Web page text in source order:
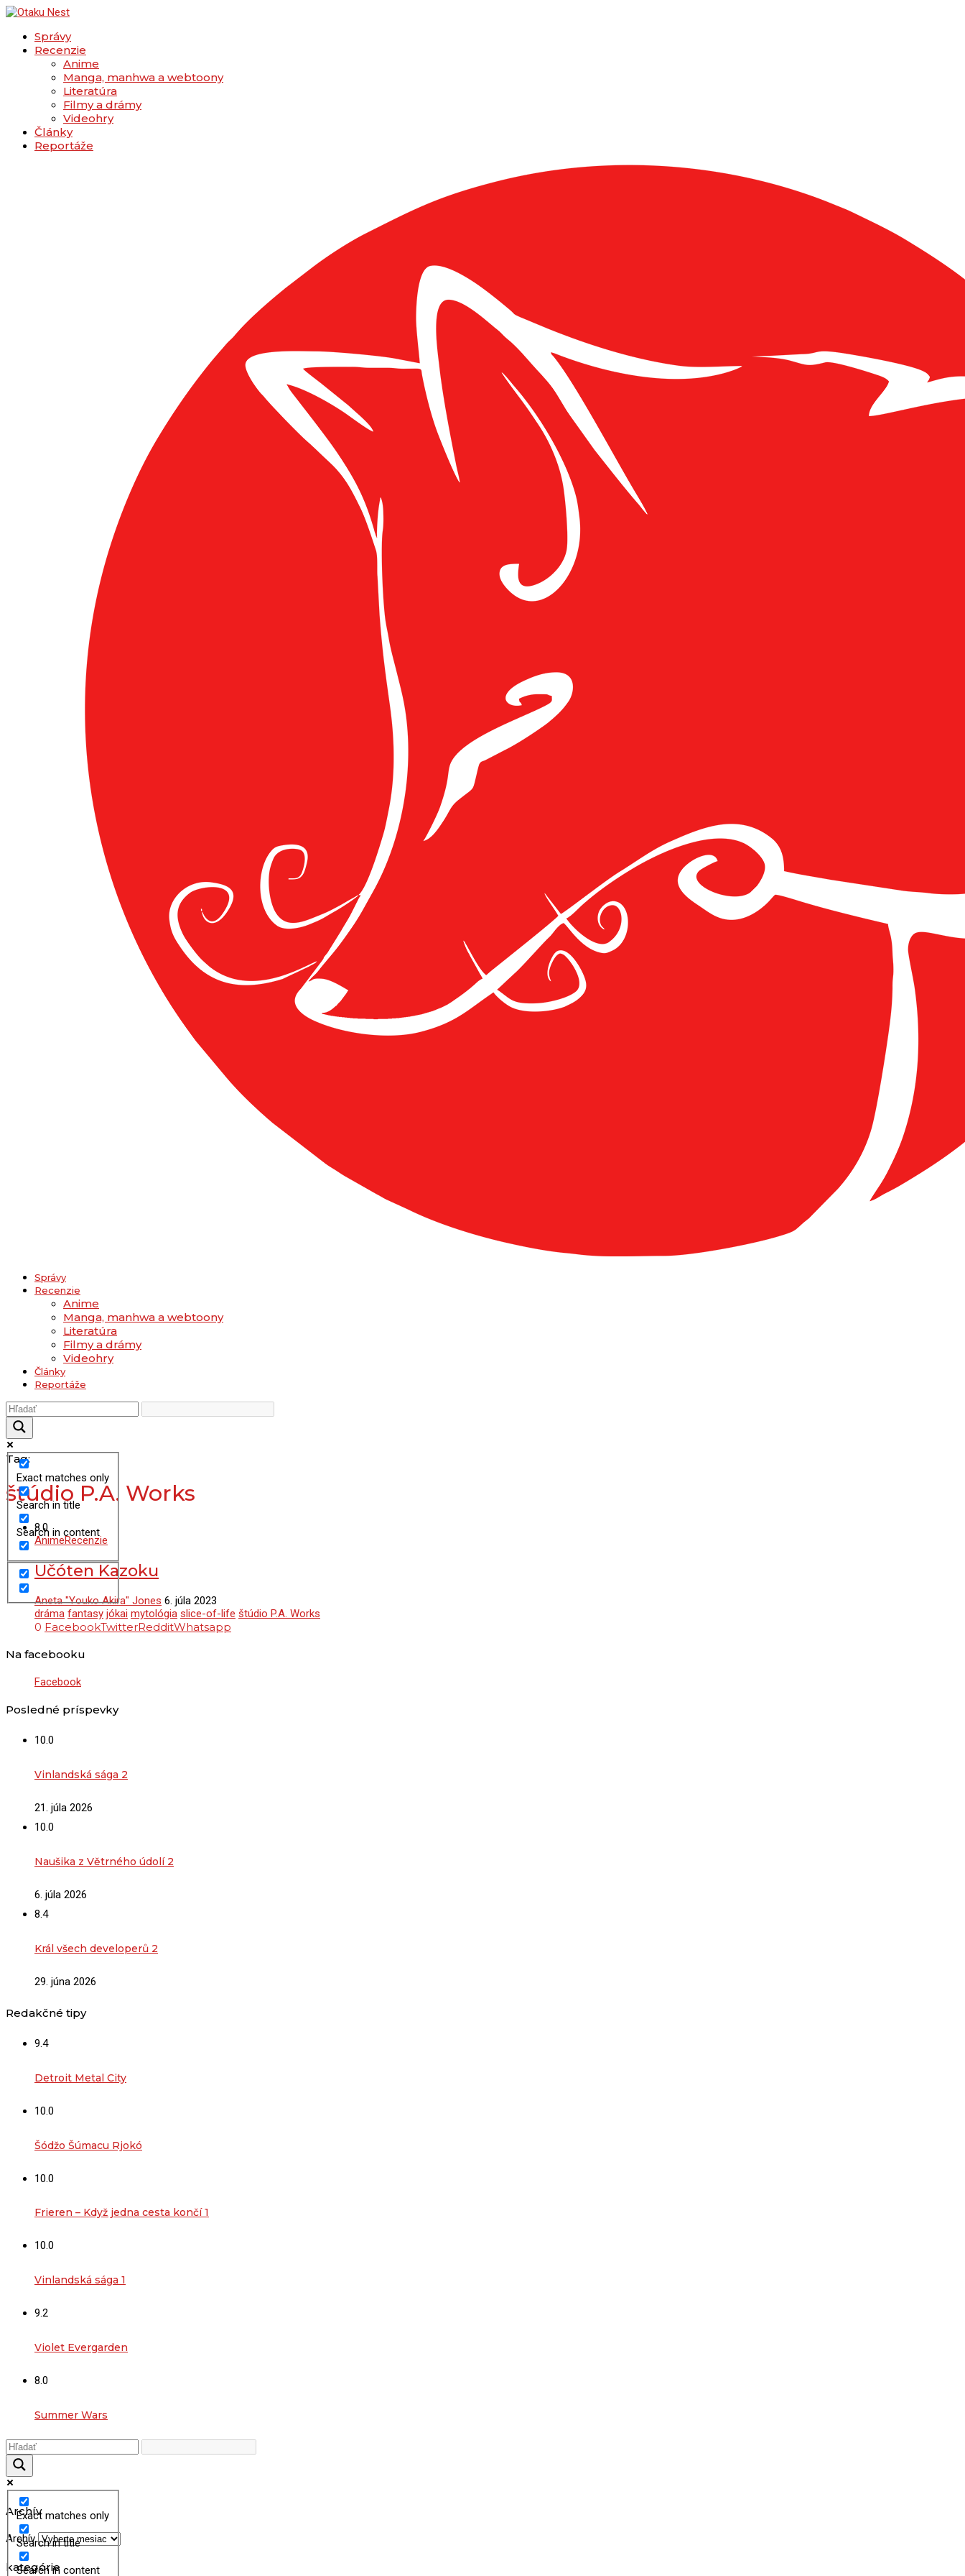
Správy
Recenzie
Anime
Manga, manhwa a webtoony
Literatúra
Filmy a drámy
Videohry
Články
Reportáže
Správy
Recenzie
Anime
Manga, manhwa a webtoony
Literatúra
Filmy a drámy
Videohry
Články
Reportáže
Exact matches only
Search in title
Search in content
Tag:
štúdio P.A. Works
8.0
AnimeRecenzie
Učóten Kazoku
Aneta "Youko Akira" Jones 6. júla 2023
dráma fantasy jókai mytológia slice-of-life štúdio P.A. Works
0 FacebookTwitterRedditWhatsapp
Na facebooku
Facebook
Posledné príspevky
10.0
Vinlandská sága 2
21. júla 2026
10.0
Naušika z Větrného údolí 2
6. júla 2026
8.4
Král všech developerů 2
29. júna 2026
Redakčné tipy
9.4
Detroit Metal City
10.0
Šódžo Šúmacu Rjokó
10.0
Frieren – Když jedna cesta končí 1
10.0
Vinlandská sága 1
9.2
Violet Evergarden
8.0
Summer Wars
Exact matches only
Search in title
Search in content
Archív
Archív
kategórie